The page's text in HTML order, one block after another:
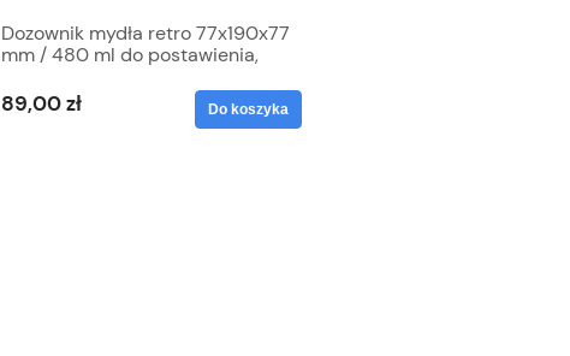
Dozownik mydła retro 77x190x77
mm / 480 ml do postawienia,
89,00 zł Do koszyka